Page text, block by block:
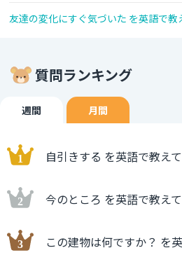
友達の変化にすぐ気づいた を英語で教
質問ランキング
週間 月間
自引きする を英語で教え
今のところ を英語で教え
この建物は何ですか？ を